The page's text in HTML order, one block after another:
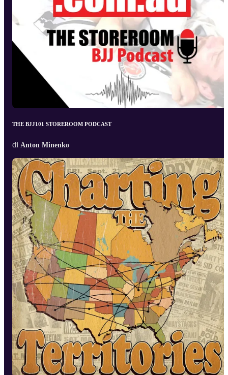
THE BJJ101 STOREROOM PODCAST
di Anton Minenko